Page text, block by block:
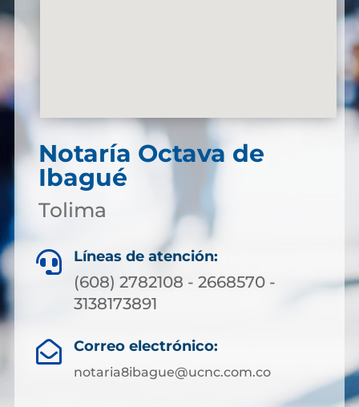
Notaría Octava de
Ibagué
Tolima
 Líneas de atención:
(608) 2782108 - 2668570 -
3138173891
 Correo electrónico:
notaria8ibague@ucnc.com.co